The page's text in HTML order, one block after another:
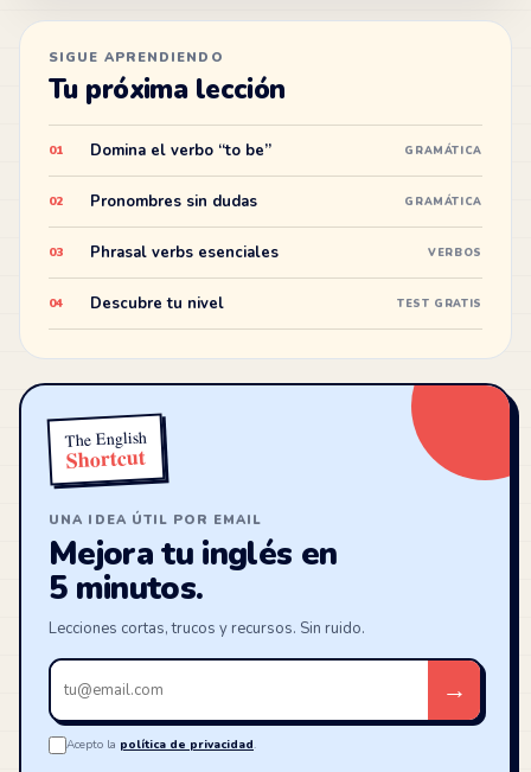
SIGUE APRENDIENDO
Tu próxima lección
01 Domina el verbo “to be” GRAMÁTICA
02 Pronombres sin dudas GRAMÁTICA
03 Phrasal verbs esenciales VERBOS
04 Descubre tu nivel TEST GRATIS
The English
Shortcut
UNA IDEA ÚTIL POR EMAIL
Mejora tu inglés en
5 minutos.
Lecciones cortas, trucos y recursos. Sin ruido.
Tu
email
→
Acepto la política de privacidad.